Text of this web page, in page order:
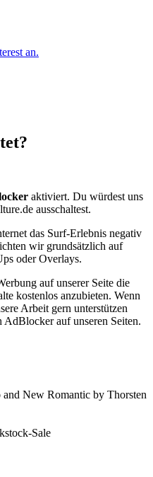
an.
aktiviert. Du würdest uns
ausschaltest.
das Surf-Erlebnis negativ
wir grundsätzlich auf
oder Overlays.
auf unserer Seite die
kostenlos anzubieten. Wenn
Arbeit gern unterstützen
AdBlocker auf unseren Seiten.
and New Romantic by Thorsten
Sale